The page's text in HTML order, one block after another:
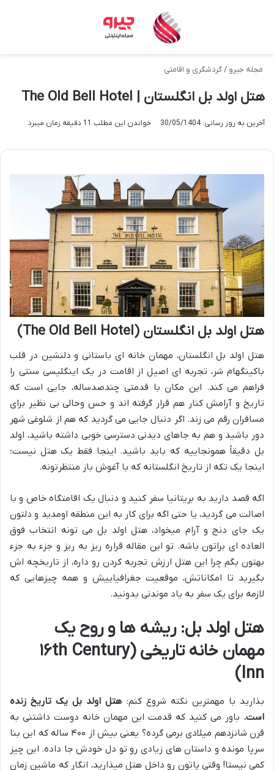
مجله جیرو /گردشگری و اقامتی
هتل اولد بل انگلستان | The Old Bell Hotel
آخرین به روز رسانی: 30/05/1404 خواندن این مطلب 11 دقیقه زمان میبرد
هتل اولد بل انگلستان (The Old Bell Hotel)
هتل اولد بل انگلستان، مهمان خانه ای باستانی و دلنشین در قلب
باکینگهام شر، تجربه ای اصیل از اقامت در یک اینگلیسی سنتی را
فراهم می کند. این مکان با قدمتی چندصدساله، جایی است که
تاریخ و آرامش کنار هم قرار گرفته اند و حس وحالی بی نظیر برای
مسافران رقم می زند. اگر دنبال جایی می گردید که هم از شلوغی شهر
دور باشید و هم به جاهای دیدنی دسترسی خوبی داشته باشید، اولد
بل دقیقاً همونجاییه که باید باشید. اینجا فقط یک هتل نیست؛
اینجا یک تکه از تاریخ انگلستانه که با آغوش باز منتظرتونه.
اگه قصد دارید به بریتانیا سفر کنید و دنبال یک اقامتگاه خاص و با
اصالت می گردید، یا حتی اگه برای کار به این منطقه اومدید و دلتون
یک جای دنج و آرام میخواد، هتل اولد بل می تونه انتخاب فوق
العاده ای براتون باشه. تو این مقاله قراره ریز به ریز و جزء به جزء
بهتون بگم چرا این هتل ارزش تجربه کردن رو داره، از تاریخچه اش
بگیرید تا امکاناتش، موقعیت جغرافیاییش و همه چیزهایی که
لازمه برای یک سفر به یاد موندنی بدونید.
هتل اولد بل: ریشه ها و روح یک
مهمان خانه تاریخی (۱۶th Century
Inn)
بذارید با مهمترین نکته شروع کنم: هتل اولد بل یک تاریخ زنده
است. باور می کنید که قدمت این مهمان خانه دوست داشتنی به
قرن شانزدهم میلادی برمی گرده؟ یعنی بیش از ۴۰۰ ساله که این بنا
سرپا مونده و داستان های زیادی رو تو دل خودش جا داده. این چیز
کمی نیستا! وقتی پاتون رو داخل هتل میذارید، انگار که ماشین زمان